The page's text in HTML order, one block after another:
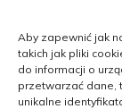
Aby zapewnić jak
takich jak pliki
do informacji o
przetwarzać dane,
unikalne